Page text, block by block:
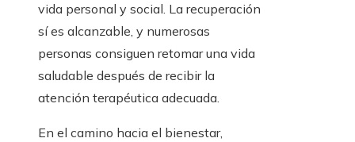
vida personal y social. La recuperación
sí es alcanzable, y numerosas
personas consiguen retomar una vida
saludable después de recibir la
atención terapéutica adecuada.
En el camino hacia el bienestar,